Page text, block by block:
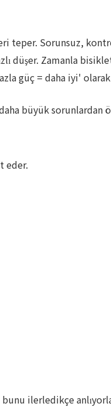
teper. Sorunsuz,
düşer. Zamanla
güç = daha iyi'
büyük sorunlardan
eder.
ilerledikçe